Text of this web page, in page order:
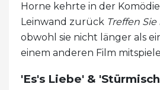
Horne kehrte in der
Leinwand zurück Treffen
obwohl sie nicht länger als
einem anderen Film
'Es's Liebe' &